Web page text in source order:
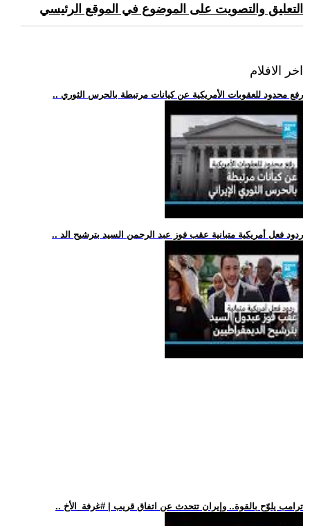
التعليق والتصويت على الموضوع في الموقع الرئيسي
اخر الافلام
.. رفع محدود للعقوبات الأمريكية عن كيانات مرتبطة بالحرس الثوري
.. ردود فعل أمريكية متبانية عقب فوز عبد الرحمن السيد بترشيح الد
.. ترامب يلوّح بالقوة.. وإيران تتحدث عن اتفاق قريب | #غرفة_الأخ